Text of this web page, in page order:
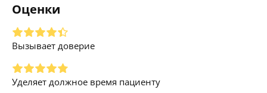
Оценки
Вызывает доверие
Уделяет должное время пациенту